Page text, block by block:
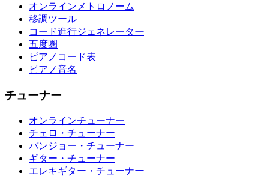
オンラインメトロノーム
移調ツール
コード進行ジェネレーター
五度圏
ピアノコード表
ピアノ音名
チューナー
オンラインチューナー
チェロ・チューナー
バンジョー・チューナー
ギター・チューナー
エレキギター・チューナー